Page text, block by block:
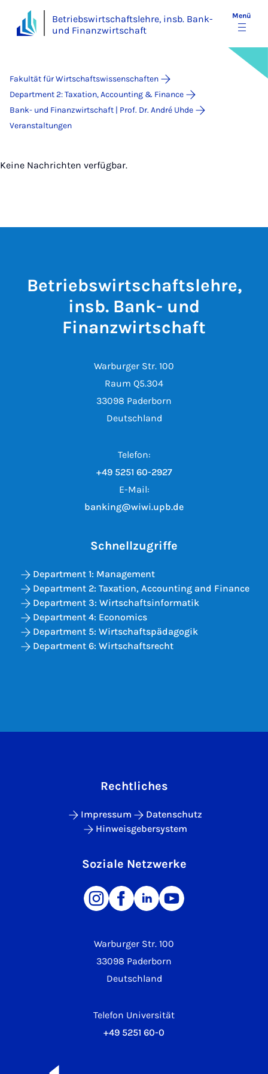
Betriebswirtschaftslehre, insb. Bank-
und Finanzwirtschaft
Menü
Fakultät für Wirtschaftswissenschaften
Department 2: Taxation, Accounting & Finance
Bank- und Finanzwirtschaft | Prof. Dr. André Uhde
Veranstaltungen
Keine Nachrichten verfügbar.
Betriebswirtschaftslehre,
insb. Bank- und
Finanzwirtschaft
Warburger Str. 100
Raum Q5.304
33098 Paderborn
Deutschland
Telefon:
+49 5251 60-2927
E-Mail:
banking@wiwi.upb.de
Schnellzugriffe
Department 1: Management
Department 2: Taxation, Accounting and Finance
Department 3: Wirtschaftsinformatik
Department 4: Economics
Department 5: Wirtschaftspädagogik
Department 6: Wirtschaftsrecht
Warburger Str. 100
33098 Paderborn
Deutschland
Telefon Universität
+49 5251 60-0
Rechtliches
Impressum
Datenschutz
Hinweisgebersystem
Soziale Netzwerke